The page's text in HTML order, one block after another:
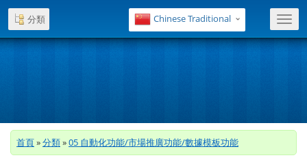
Chinese Traditional
首頁»分類»05 自動化功能/市場推廣功能/數據模板功能
分類